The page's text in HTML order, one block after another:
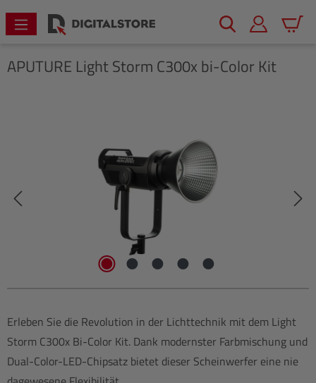
springen
APUTURE Light Storm C300x bi-Color Kit
Erleben Sie die Revolution in der Lichttechnik mit dem Light
Storm C300x Bi-Color Kit. Dank modernster Farbmischung und
Dual-Color-LED-Chipsatz bietet dieser Scheinwerfer eine nie